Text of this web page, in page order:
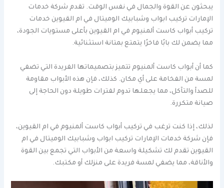
يبحثون عن القوة والجمال في نفس الوقت. تقدم شركة خدمات
الإمارات تركيب ابواب وشبابيك الوميتال في ام القيوين خدمات
تركيب أبواب كاست ألمنيوم في ام القيوين بأعلى مستويات الجودة،
مما يضمن لك بابًا فاخرًا يتمتع بمتانة استثنائية.
كما أن أبواب كاست ألمنيوم تتميز بتصميماتها الفريدة التي تضفي
لمسة من الفخامة على أي مكان. كذلك، فإن هذه الأبواب مقاومة
للصدأ والتآكل، مما يجعلها تدوم لفترات طويلة دون الحاجة إلى
صيانة متكررة.
لذلك، إذا كنت ترغب في تركيب أبواب كاست ألمنيوم في ام القيوين،
فإن شركة خدمات الإمارات تركيب ابواب وشبابيك الوميتال في ام
القيوين تقدم لك تشكيلة واسعة من الأبواب التي تجمع بين القوة
والأناقة، مما يضفي لمسة فريدة على منزلك أو مكتبك.